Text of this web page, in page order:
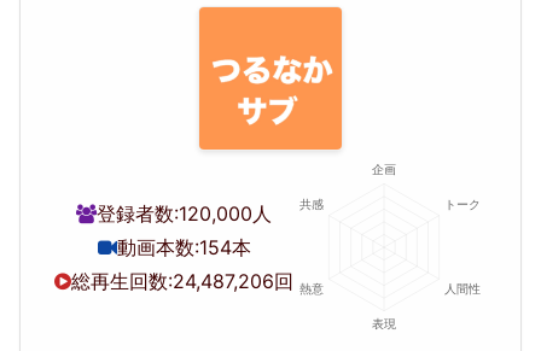
登録者数:120,000人
動画本数:154本
総再生回数:24,487,206回